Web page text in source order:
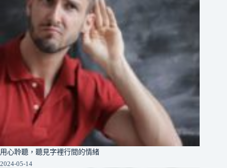
用心聆聽，聽見字裡行間的情緒
2024-05-14